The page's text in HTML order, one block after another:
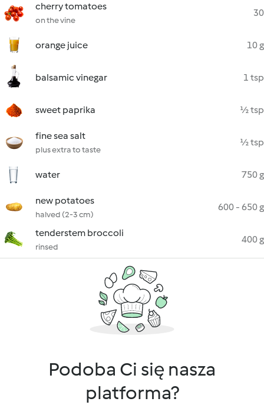
cherry tomatoes
on the vine
30
orange juice 10 g
balsamic vinegar 1 tsp
sweet paprika ½ tsp
fine sea salt
plus extra to taste
½ tsp
water 750 g
new potatoes
halved (2-3 cm)
600 - 650 g
tenderstem broccoli
rinsed
400 g
Podoba Ci się nasza
platforma?